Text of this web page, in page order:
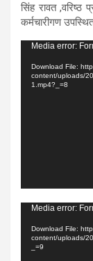
सिंह रावत ,वरिष्ठ
कर्मचारीगण
Video
Player
Media error:
Download File:
content/uploads/
1.mp4?_=8
Video
Player
Media error:
Download File:
content/uploads/
_=9